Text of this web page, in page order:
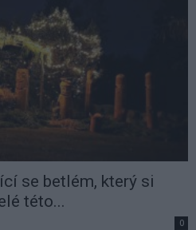
se betlém, který si
této...
0